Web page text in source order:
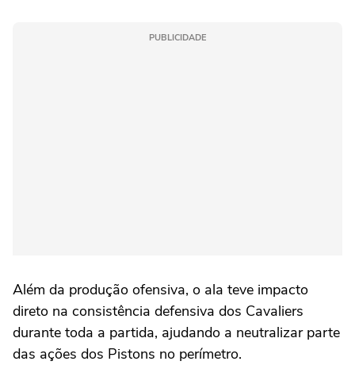
PUBLICIDADE
Além da produção ofensiva, o ala teve impacto
direto na consistência defensiva dos Cavaliers
durante toda a partida, ajudando a neutralizar parte
das ações dos Pistons no perímetro.